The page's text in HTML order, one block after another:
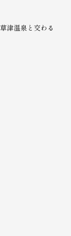
草津温泉と交わる